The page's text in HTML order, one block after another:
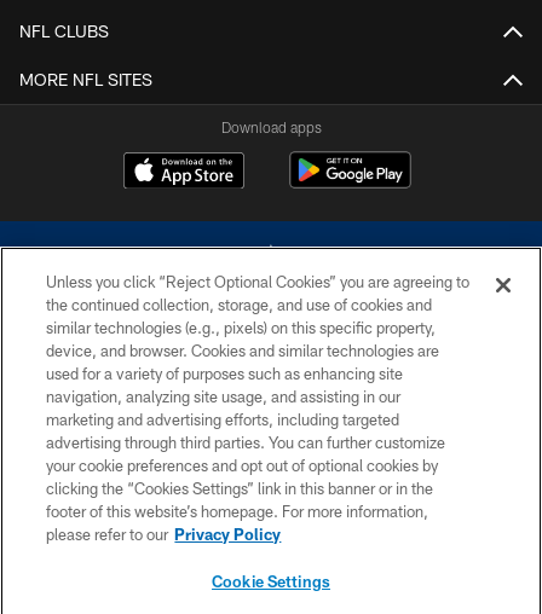
NFL CLUBS
MORE NFL SITES
Download apps
©2026 Dallas Cowboys. All rights reserved. Do not duplicate in any form
without permission of the Dallas Cowboys. The Dallas Cowboys
Cheerleaders will not initiate contact with any person to request personal or
financial information.
PRIVACY POLICY
ACCESSIBILITY
SITE MAP
Unless you click “Reject Optional Cookies” you are agreeing to
the continued collection, storage, and use of cookies and
similar technologies (e.g., pixels) on this specific property,
device, and browser. Cookies and similar technologies are
used for a variety of purposes such as enhancing site
navigation, analyzing site usage, and assisting in our
marketing and advertising efforts, including targeted
advertising through third parties. You can further customize
your cookie preferences and opt out of optional cookies by
clicking the “Cookies Settings” link in this banner or in the
footer of this website’s homepage. For more information,
please refer to our Privacy Policy
Cookie Settings